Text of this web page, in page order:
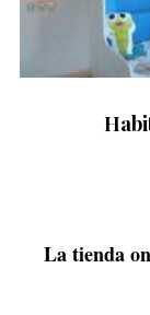
La tienda